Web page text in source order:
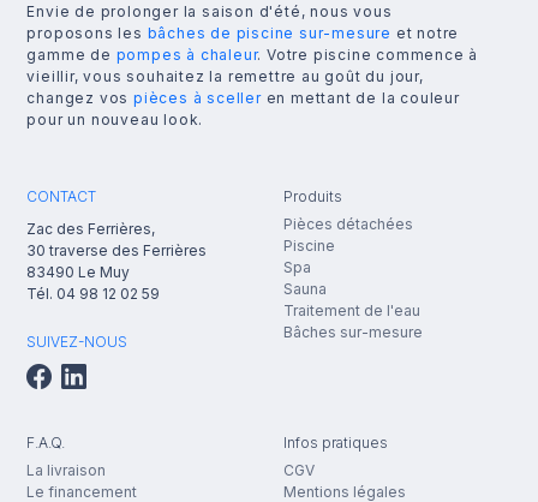
Envie de prolonger la saison d'été, nous vous
proposons les bâches de piscine sur-mesure et notre
gamme de pompes à chaleur. Votre piscine commence à
vieillir, vous souhaitez la remettre au goût du jour,
changez vos pièces à scelleren mettant de la couleur
pour un nouveau look.
CONTACT
Zac des Ferrières,
30 traverse des Ferrières
83490 Le Muy
Tél. 04 98 12 02 59
SUIVEZ-NOUS
Produits
Pièces détachées
Piscine
Spa
Sauna
Traitement de l'eau
Bâches sur-mesure
F.A.Q.
La livraison
Le financement
Infos pratiques
CGV
Mentions légales